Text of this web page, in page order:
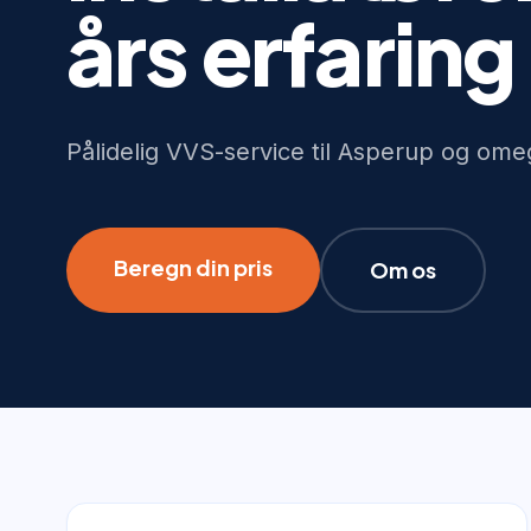
års erfaring
Pålidelig VVS-service til Asperup og
Beregn din pris Om os